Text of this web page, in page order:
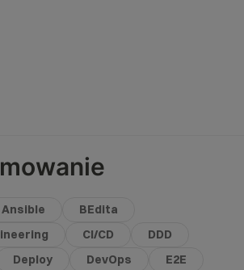
Ansible
BEdita
CI/CD
DDD
Deploy
DevOps
E2E